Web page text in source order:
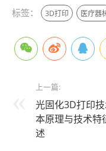
标签： 3D打印 医疗器
上一篇:
光固化3D打印
本原理与技术特
述